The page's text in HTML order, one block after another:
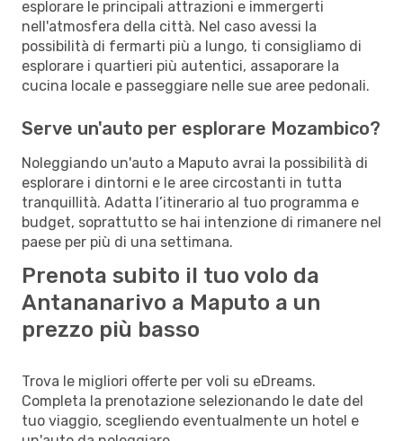
esplorare le principali attrazioni e immergerti
nell'atmosfera della città. Nel caso avessi la
possibilità di fermarti più a lungo, ti consigliamo di
esplorare i quartieri più autentici, assaporare la
cucina locale e passeggiare nelle sue aree pedonali.
Serve un'auto per esplorare Mozambico?
Noleggiando un'auto a Maputo avrai la possibilità di
esplorare i dintorni e le aree circostanti in tutta
tranquillità. Adatta l’itinerario al tuo programma e
budget, soprattutto se hai intenzione di rimanere nel
paese per più di una settimana.
Prenota subito il tuo volo da
Antananarivo a Maputo a un
prezzo più basso
Trova le migliori offerte per voli su eDreams.
Completa la prenotazione selezionando le date del
tuo viaggio, scegliendo eventualmente un hotel e